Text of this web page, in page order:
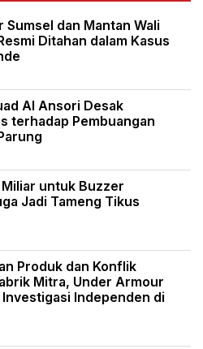
dan Mantan Wali
Ditahan dalam Kasus
Al Ansori Desak
terhadap Pembuangan
Miliar untuk Buzzer
Jadi Tameng Tikus
Produk dan Konflik
Mitra, Under Armour
Independen di